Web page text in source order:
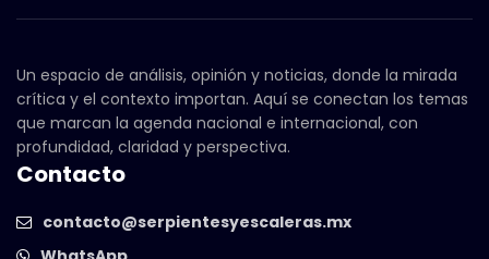
Un espacio de análisis, opinión y noticias, donde la mirada
crítica y el contexto importan. Aquí se conectan los temas
que marcan la agenda nacional e internacional, con
profundidad, claridad y perspectiva.
Contacto
contacto@serpientesyescaleras.mx